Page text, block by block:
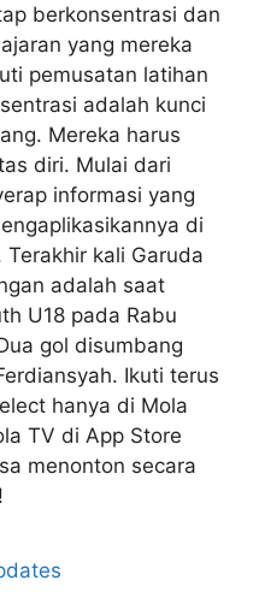
berkonsentrasi dan
yang mereka
pemusatan latihan
adalah kunci
Mereka harus
diri. Mulai dari
informasi yang
di
Terakhir kali Garuda
adalah saat
U18 pada Rabu
gol disumbang
Ikuti terus
hanya di Mola
TV di App Store
menonton secara